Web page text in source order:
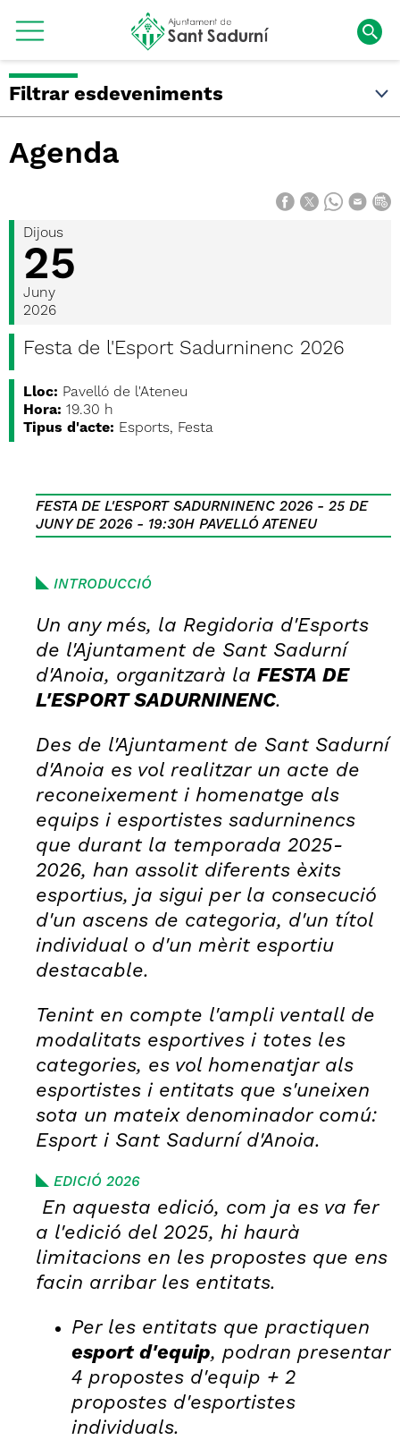
Filtrar esdeveniments
Agenda
Dijous
25
Juny
2026
Festa de l'Esport Sadurninenc 2026
Lloc: Pavelló de l'Ateneu
Hora: 19.30 h
Tipus d'acte: Esports, Festa
FESTA DE L'ESPORT SADURNINENC 2026 - 25 DE
JUNY DE 2026 - 19:30H PAVELLÓ ATENEU
INTRODUCCIÓ
Un any més, la Regidoria d'Esports
de l'Ajuntament de Sant Sadurní
d'Anoia, organitzarà la FESTA DE
L'ESPORT SADURNINENC.
Des de l'Ajuntament de Sant Sadurní
d'Anoia es vol realitzar un acte de
reconeixement i homenatge als
equips i esportistes sadurninencs
que durant la temporada 2025-
2026, han assolit diferents èxits
esportius, ja sigui per la consecució
d'un ascens de categoria, d'un títol
individual o d'un mèrit esportiu
destacable.
Tenint en compte l'ampli ventall de
modalitats esportives i totes les
categories, es vol homenatjar als
esportistes i entitats que s'uneixen
sota un mateix denominador comú:
Esport i Sant Sadurní d'Anoia.
EDICIÓ 2026
En aquesta edició, com ja es va fer
a l'edició del 2025, hi haurà
limitacions en les propostes que ens
facin arribar les entitats.
Per les entitats que practiquen
esport d'equip, podran presentar
4 propostes d'equip + 2
propostes d'esportistes
individuals.